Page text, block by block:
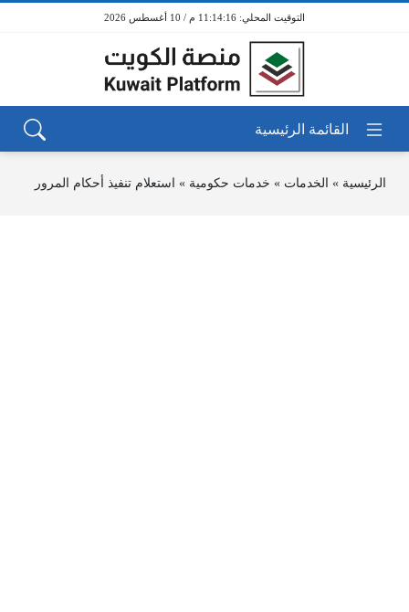
11:14:16 م / 10 أغسطس 2026
الرئيسية » الخدمات » خدمات حكومية » استعلام تنفيذ أحكام المرور